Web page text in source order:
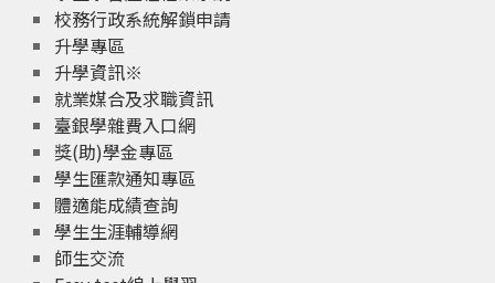
校務行政系統解鎖申請
升學專區
升學資訊※
就業媒合及求職資訊
臺銀學雜費入口網
獎(助)學金專區
學生匯款通知專區
體適能成績查詢
學生生涯輔導網
師生交流